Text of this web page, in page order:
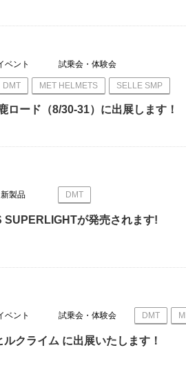
ベント 試乗会・体験会
DMT MET HELMETS SELLE SMP
ロード（8/30-31）に出展します！
新製品 DMT
SUPERLIGHTが発売されます!
ベント 試乗会・体験会 DMT
クライム に出展いたします！